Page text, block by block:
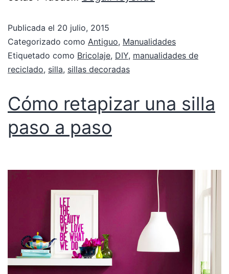
Publicada el 20 julio, 2015
Categorizado como Antiguo, Manualidades
Etiquetado como Bricolaje, DIY, manualidades de
reciclado, silla, sillas decoradas
Cómo retapizar una silla
paso a paso